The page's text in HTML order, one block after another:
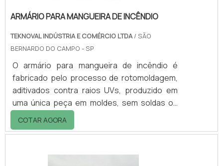
ARMÁRIO PARA MANGUEIRA DE INCÊNDIO
TEKNOVAL INDÚSTRIA E COMÉRCIO LTDA/ SÃO
BERNARDO DO CAMPO - SP
O armário para mangueira de incêndio é
fabricado pelo processo de rotomoldagem,
aditivados contra raios UVs, produzido em
uma única peça em moldes, sem soldas ou
emendas, com materiais que não prejudicam
o meio ambiente.A matéria prima do armário
densidade, colorido, em
COTAR AGORA